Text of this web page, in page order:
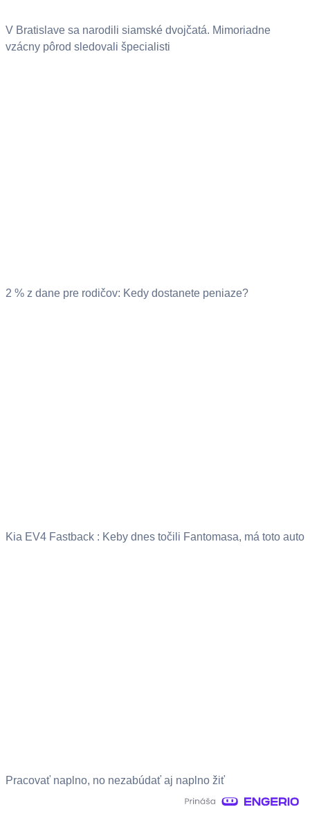
V Bratislave sa narodili siamské dvojčatá. Mimoriadne
vzácny pôrod sledovali špecialisti
2 % z dane pre rodičov: Kedy dostanete peniaze?
Kia EV4 Fastback : Keby dnes točili Fantomasa, má toto auto
Pracovať naplno, no nezabúdať aj naplno žiť